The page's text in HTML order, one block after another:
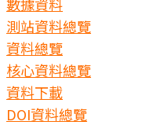
測站資料總覽
資料總覽
核心資料總覽
資料下載
DOI資料總覽